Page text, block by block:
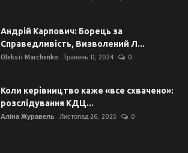
Андрій Карпович: Борець за
Справедливість, Визволений Л...
Oleksii Marchenko Травень 11, 2024 0
Коли керівництво каже «все схвачено»:
розслідування КДЦ...
Аліна Журавель Листопад 26, 2025 0